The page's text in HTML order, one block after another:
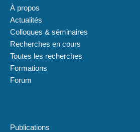
À propos
Actualités
Colloques & séminaires
Recherches en cours
Toutes les recherches
Formations
Forum
Publications